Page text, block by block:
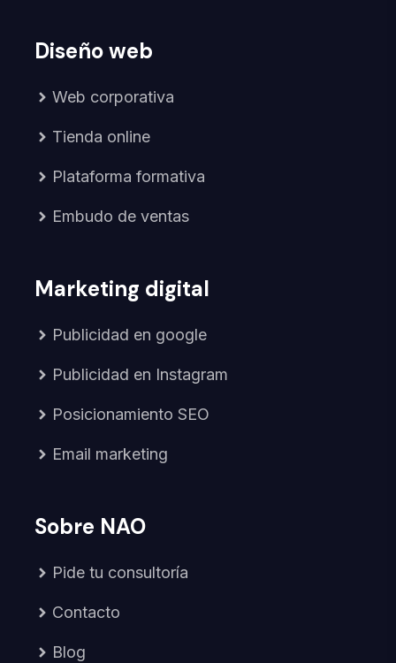
Diseño web
Web corporativa
Tienda online
Plataforma formativa
Embudo de ventas
Marketing digital
Publicidad en google
Publicidad en Instagram
Posicionamiento SEO
Email marketing
Sobre NAO
Pide tu consultoría
Contacto
Blog